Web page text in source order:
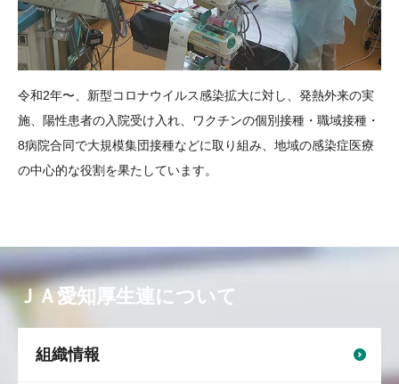
令和2年〜、新型コロナウイルス感染拡大に対し、発熱外来の実
施、陽性患者の入院受け入れ、ワクチンの個別接種・職域接種・
8病院合同で大規模集団接種などに取り組み、地域の感染症医療
の中心的な役割を果たしています。
ＪＡ愛知厚生連について
組織情報